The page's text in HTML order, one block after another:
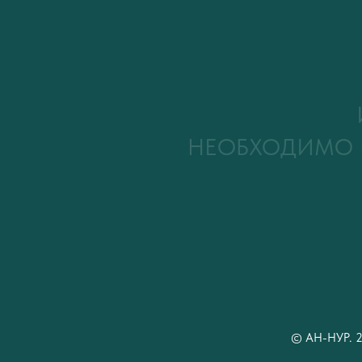
НЕОБХОДИМО
© АН-НУР.